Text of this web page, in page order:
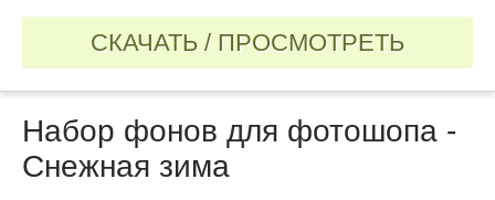
СКАЧАТЬ / ПРОСМОТРЕТЬ
Набор фонов для фотошопа -
Снежная зима